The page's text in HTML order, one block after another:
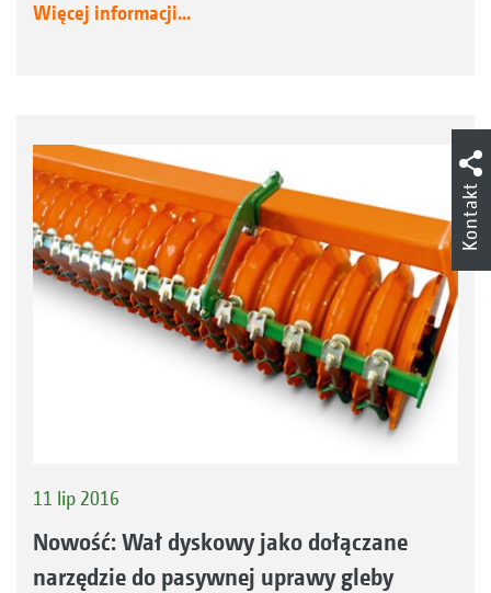
Więcej informacji...
11 lip 2016
Nowość: Wał dyskowy jako dołączane
narzędzie do pasywnej uprawy gleby
Kontakt